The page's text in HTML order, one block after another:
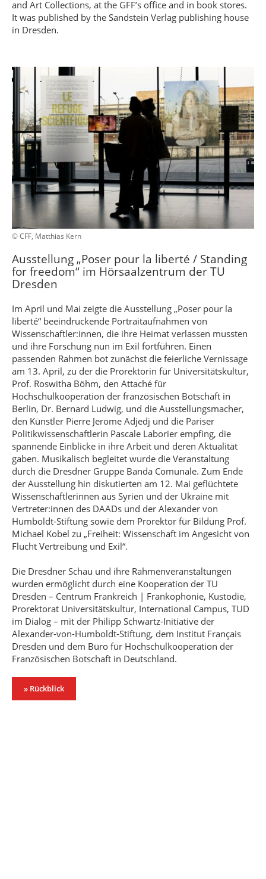
and Art Collections, at the GFF’s office and in book stores.
It was published by the Sandstein Verlag publishing house
in Dresden.
© CFF, Matthias Kern
Ausstellung „Poser pour la liberté / Standing
for freedom“ im Hörsaalzentrum der TU
Dresden
Im April und Mai zeigte die Ausstellung „Poser pour la
liberté“ beeindruckende Portraitaufnahmen von
Wissenschaftler:innen, die ihre Heimat verlassen mussten
und ihre Forschung nun im Exil fortführen. Einen
passenden Rahmen bot zunächst die feierliche Vernissage
am 13. April, zu der die Prorektorin für Universitätskultur,
Prof. Roswitha Böhm, den Attaché für
Hochschulkooperation der französischen Botschaft in
Berlin, Dr. Bernard Ludwig, und die Ausstellungsmacher,
den Künstler Pierre Jerome Adjedj und die Pariser
Politikwissenschaftlerin Pascale Laborier empfing, die
spannende Einblicke in ihre Arbeit und deren Aktualität
gaben. Musikalisch begleitet wurde die Veranstaltung
durch die Dresdner Gruppe Banda Comunale. Zum Ende
der Ausstellung hin diskutierten am 12. Mai geflüchtete
Wissenschaftlerinnen aus Syrien und der Ukraine mit
Vertreter:innen des DAADs und der Alexander von
Humboldt-Stiftung sowie dem Prorektor für Bildung Prof.
Michael Kobel zu „Freiheit: Wissenschaft im Angesicht von
Flucht Vertreibung und Exil“.
Die Dresdner Schau und ihre Rahmenveranstaltungen
wurden ermöglicht durch eine Kooperation der TU
Dresden – Centrum Frankreich | Frankophonie, Kustodie,
Prorektorat Universitätskultur, International Campus, TUD
im Dialog – mit der Philipp Schwartz-Initiative der
Alexander-von-Humboldt-Stiftung, dem Institut Français
Dresden und dem Büro für Hochschulkooperation der
Französischen Botschaft in Deutschland.
» Rückblick